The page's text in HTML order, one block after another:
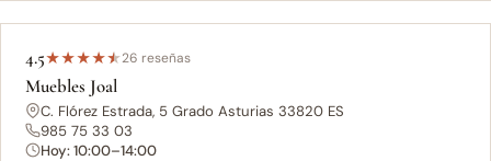
4.5★★★★★26 reseñas
Muebles Joal
C. Flórez Estrada, 5 Grado Asturias 33820 ES
985 75 33 03
Hoy: 10:00–14:00